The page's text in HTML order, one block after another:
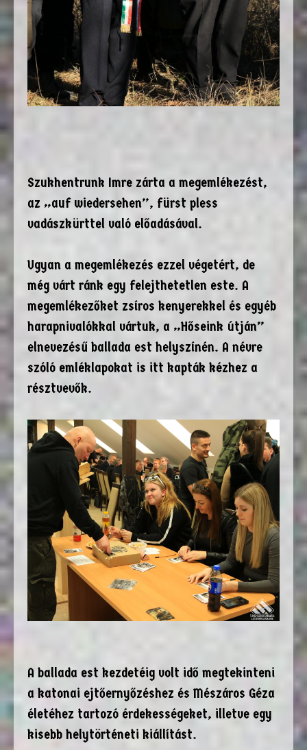
Szukhentrunk Imre zárta a megemlékezést,
az „auf wiedersehen”, fürst pless
vadászkürttel való előadásával.
Ugyan a megemlékezés ezzel végetért, de
még várt ránk egy felejthetetlen este. A
megemlékezőket zsíros kenyerekkel és egyéb
harapnivalókkal vártuk, a „Hőseink útján”
elnevezésű ballada est helyszínén. A névre
szóló emléklapokat is itt kapták kézhez a
résztvevők.
A ballada est kezdetéig volt idő megtekinteni
a katonai ejtőernyőzéshez és Mészáros Géza
életéhez tartozó érdekességeket, illetve egy
kisebb helytörténeti kiállítást.